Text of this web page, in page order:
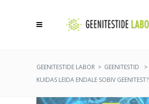
GEENITESTIDE LABOR > GEENITESTID
>
KUIDAS LEIDA ENDALE SOBIV GEENITEST?